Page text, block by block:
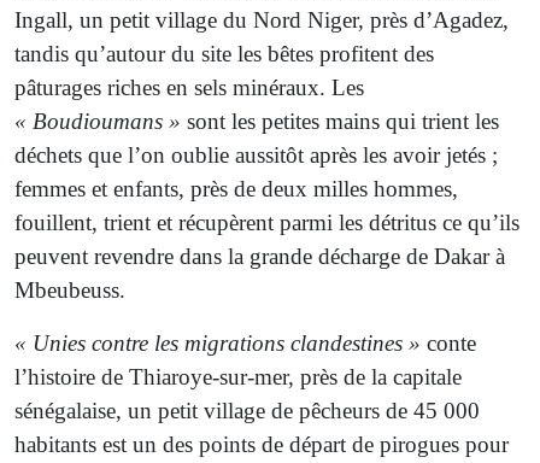
Ingall, un petit village du Nord Niger, près d’Agadez,
tandis qu’autour du site les bêtes profitent des
pâturages riches en sels minéraux. Les
« Boudioumans » sont les petites mains qui trient les
déchets que l’on oublie aussitôt après les avoir jetés ;
femmes et enfants, près de deux milles hommes,
fouillent, trient et récupèrent parmi les détritus ce qu’ils
peuvent revendre dans la grande décharge de Dakar à
Mbeubeuss.
« Unies contre les migrations clandestines » conte
l’histoire de Thiaroye-sur-mer, près de la capitale
sénégalaise, un petit village de pêcheurs de 45 000
habitants est un des points de départ de pirogues pour